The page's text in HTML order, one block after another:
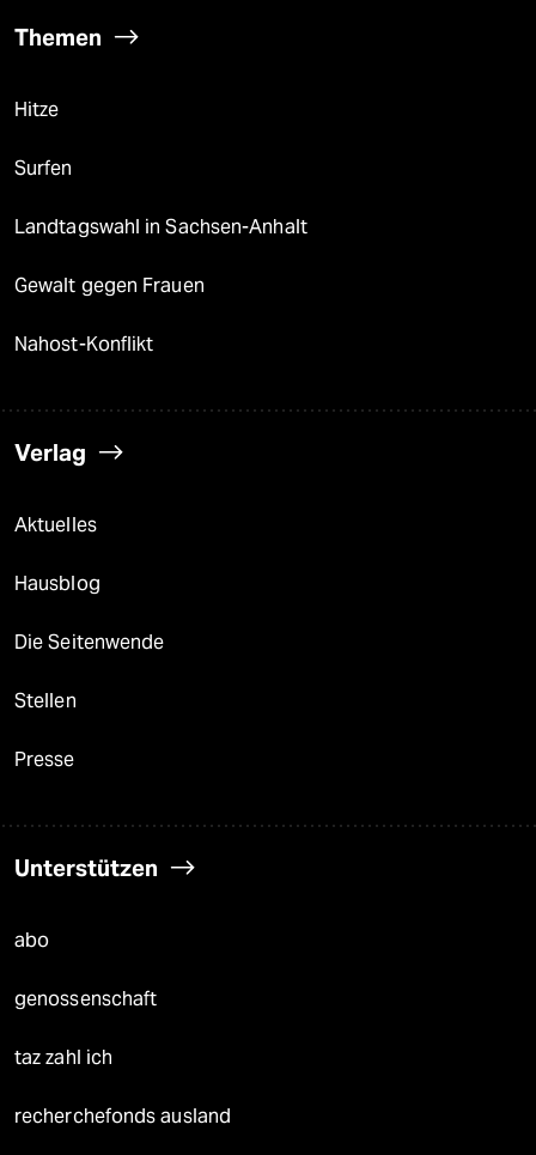
Themen
Hitze
Surfen
Landtagswahl in Sachsen-Anhalt
Gewalt gegen Frauen
Nahost-Konflikt
Verlag
Aktuelles
Hausblog
Die Seitenwende
Stellen
Presse
Unterstützen
abo
genossenschaft
taz zahl ich
recherchefonds ausland